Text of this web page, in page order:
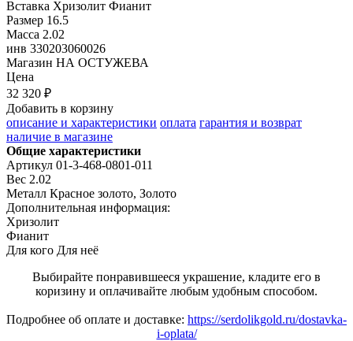
Вставка Хризолит Фианит
Размер 16.5
Масса 2.02
инв 330203060026
Магазин НА ОСТУЖЕВА
Цена
32 320 ₽
Добавить в корзину
описание и характеристики оплата гарантия и возврат
наличие в магазине
Общие характеристики
Артикул 01-3-468-0801-011
Вес 2.02
Металл Красное золото, Золото
Дополнительная информация:
Хризолит
Фианит
Для кого Для неё
Выбирайте понравившееся украшение, кладите его в
коризину и оплачивайте любым удобным способом.
Подробнее об оплате и доставке: https://serdolikgold.ru/dostavka-
i-oplata/